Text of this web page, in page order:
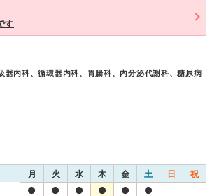
す
器内科、循環器内科、胃腸科、内分泌代謝科、糖尿病
月 火 水 木 金 土 日 祝